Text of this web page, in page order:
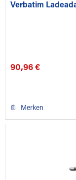
Verbatim
90,96 €
Merken